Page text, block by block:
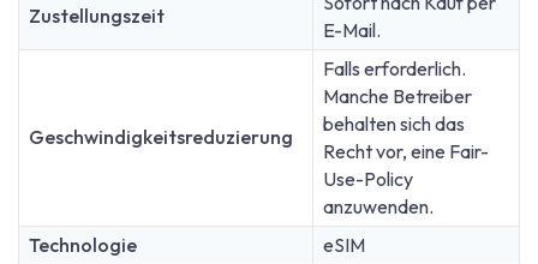
Zustellungszeit
E-Mail.
Geschwindigkeitsreduzierung
Falls erforderlich.
Manche Betreiber
behalten sich das
Recht vor, eine Fair-
Use-Policy
anzuwenden.
Technologie
eSIM